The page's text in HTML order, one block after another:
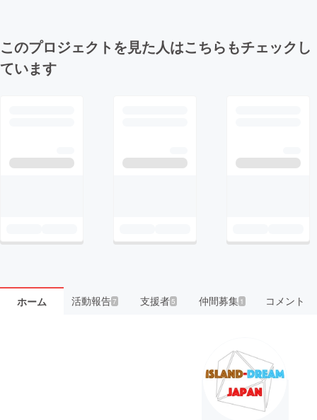
このプロジェクトを見た人はこちらもチェックし
ています
ホーム 活動報告7 支援者5 仲間募集 1 コメント